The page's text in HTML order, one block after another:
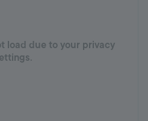
load due to your privacy